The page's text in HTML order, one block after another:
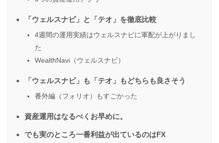
「ウェルスナビ」と「テオ」を徹底比較
4週間の運用実績はウェルスナビに軍配が上がりまし
た
WealthNavi（ウェルスナビ）
「ウェルスナビ」も「テオ」もどちらも良さそう
番外編（フォリオ）もすごかった
資産運用はなるべくお早めに。
でも実のところ一番利益が出ているのはFX